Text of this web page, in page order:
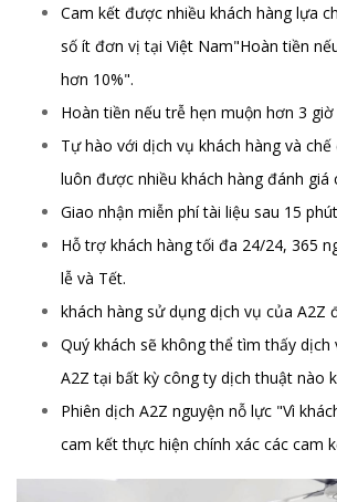
Cam kết được nhiều khách hàng lựa
số ít đơn vị tại Việt Nam"Hoàn tiền
hơn 10%".
Hoàn tiền nếu trễ hẹn muộn hơn 3 giờ
Tự hào với dịch vụ khách hàng và
luôn được nhiều khách hàng đánh
Giao nhận miễn phí tài liệu sau 15
Hỗ trợ khách hàng tối đa 24/24, 365
lễ và Tết.
khách hàng sử dụng dịch vụ của A2Z
Quý khách sẽ không thể tìm thấy dịch
A2Z tại bất kỳ công ty dịch thuật nào
Phiên dịch A2Z nguyện nỗ lực "Vì
cam kết thực hiện chính xác các cam